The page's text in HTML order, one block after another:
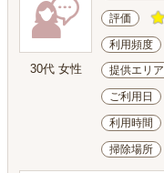
30代 女性
評価
利用頻度
提供エリア
ご利用日
利用時間
掃除場所